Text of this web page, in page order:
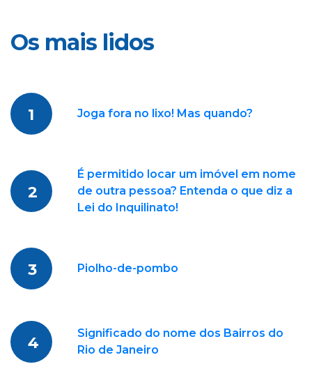
Os mais lidos
1 Joga fora no lixo! Mas quando?
2
É permitido locar um imóvel em nome
de outra pessoa? Entenda o que diz a
Lei do Inquilinato!
3 Piolho-de-pombo
4
Significado do nome dos Bairros do
Rio de Janeiro